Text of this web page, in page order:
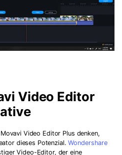
Video Editor
Video Editor Plus denken,
dieses Potenzial.Wondershare
Video-Editor, der eine